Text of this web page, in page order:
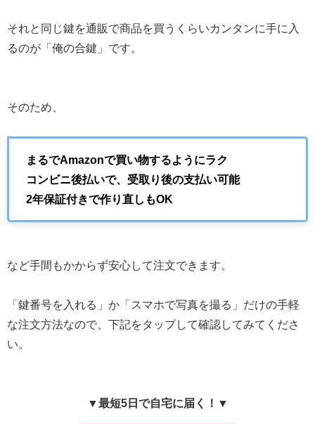
それと同じ鍵を通販で商品を買うくらいカンタンに手に入
るのが「俺の合鍵」です。
そのため、
まるでAmazonで買い物するようにラク
コンビニ後払いで、受取り後の支払い可能
2年保証付きで作り直しもOK
など手間もかからず安心して注文できます。
「鍵番号を入れる」か「スマホで写真を撮る」だけの手軽
な注文方法なので、下記をタップして確認してみてくださ
い。
▼最短5日で自宅に届く！▼